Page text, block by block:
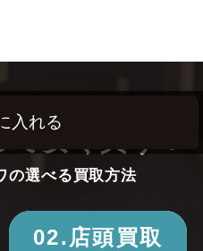
入れる
の選べる買取方法
02.店頭買取